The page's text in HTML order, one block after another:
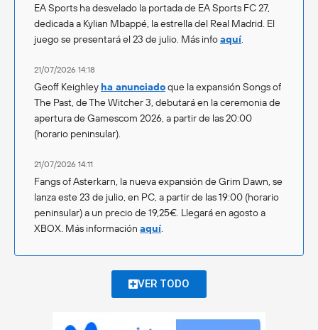
EA Sports ha desvelado la portada de EA Sports FC 27,
dedicada a Kylian Mbappé, la estrella del Real Madrid. El
juego se presentará el 23 de julio. Más infoaquí.
21/07/2026 14:18
Geoff Keighley ha anunciadoque la expansión Songs of
The Past, de The Witcher 3, debutará en la ceremonia de
apertura de Gamescom 2026, a partir de las 20:00
(horario peninsular).
21/07/2026 14:11
Fangs of Asterkarn, la nueva expansión de Grim Dawn, se
lanza este 23 de julio, en PC, a partir de las 19:00 (horario
peninsular) a un precio de 19,25€. Llegará en agosto a
XBOX. Más información aquí.
VER TODO